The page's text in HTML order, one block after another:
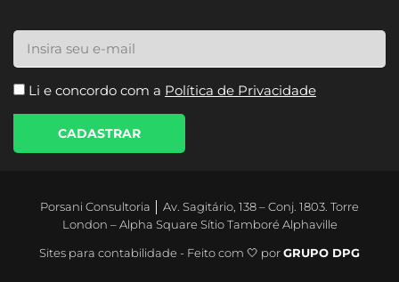
Li e concordo com a Política de Privacidade
CADASTRAR
Porsani Consultoria │ Av. Sagitário, 138 – Conj. 1803. Torre
London – Alpha Square Sítio Tamboré Alphaville
Sites para contabilidade - Feito com 🤍 porGRUPO DPG